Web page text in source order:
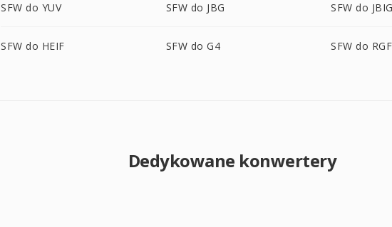
SFW do YUV SFW do JBG SFW do
SFW do HEIF SFW do G4 SFW do RGF
Dedykowane konwertery